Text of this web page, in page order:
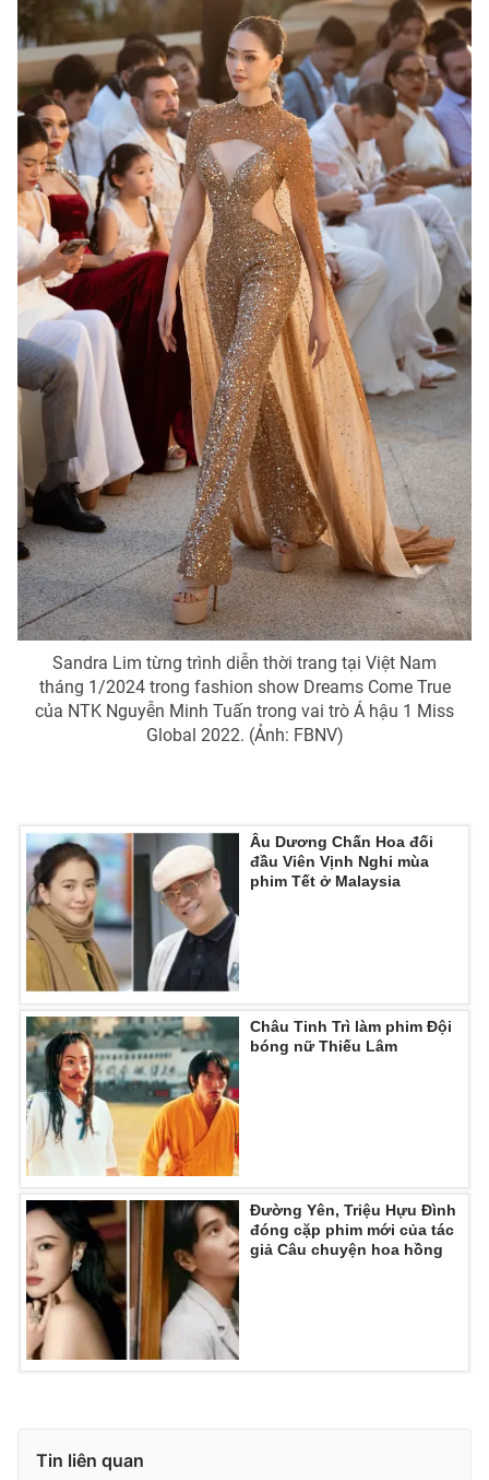
Sandra Lim từng trình diễn thời trang tại Việt Nam
tháng 1/2024 trong fashion show Dreams Come True
của NTK Nguyễn Minh Tuấn trong vai trò Á hậu 1 Miss
Global 2022. (Ảnh: FBNV)
Âu Dương Chấn Hoa đối
đầu Viên Vịnh Nghi mùa
phim Tết ở Malaysia
Châu Tinh Trì làm phim Đội
bóng nữ Thiếu Lâm
Đường Yên, Triệu Hựu Đình
đóng cặp phim mới của tác
giả Câu chuyện hoa hồng
Tin liên quan